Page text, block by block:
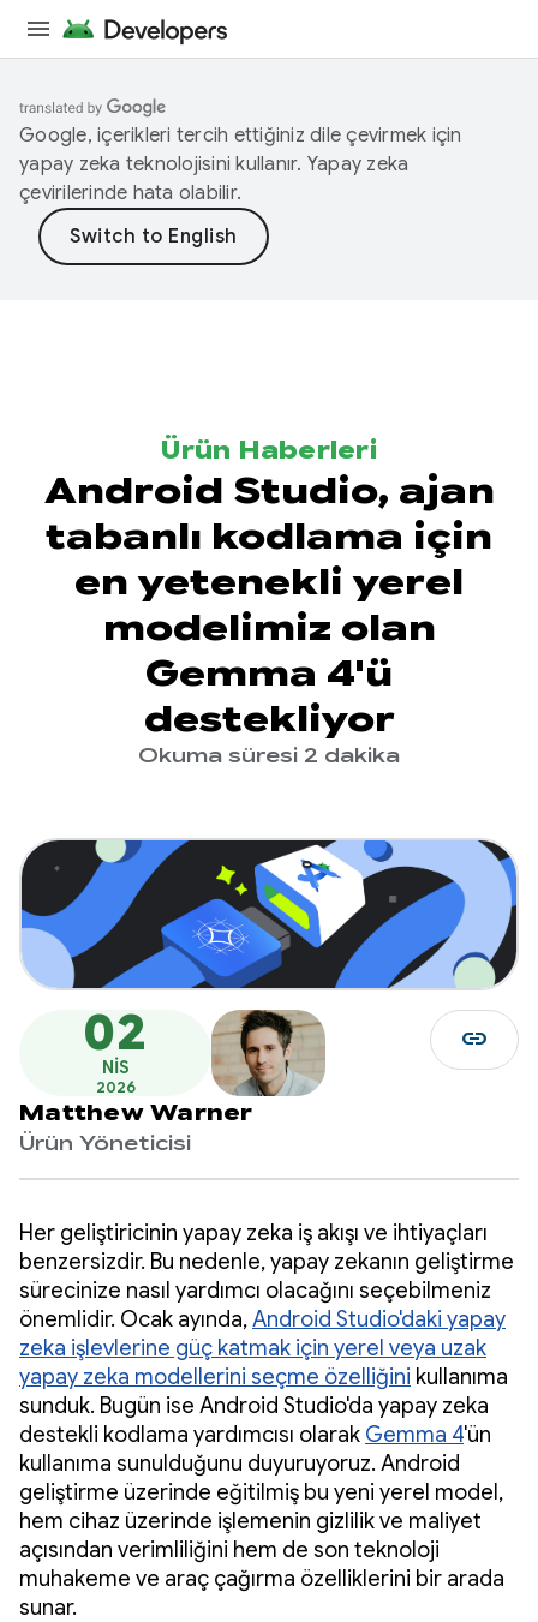
Google, içerikleri tercih ettiğiniz dile çevirmek için
yapay zeka teknolojisini kullanır. Yapay zeka
çevirilerinde hata olabilir.
Ürün Haberleri
Android Studio, ajan
tabanlı kodlama için
en yetenekli yerel
modelimiz olan
Gemma 4'ü
destekliyor
Okuma süresi 2 dakika
02
NIS
2026
Matthew Warner
Ürün Yöneticisi
link
Her geliştiricinin yapay zeka iş akışı ve ihtiyaçları
benzersizdir. Bu nedenle, yapay zekanın geliştirme
sürecinize nasıl yardımcı olacağını seçebilmeniz
önemlidir. Ocak ayında,Android Studio'daki yapay
zeka işlevlerine güç katmak için yerel veya uzak
yapay zeka modellerini seçme özelliğini kullanıma
sunduk. Bugün ise Android Studio'da yapay zeka
destekli kodlama yardımcısı olarak Gemma 4'ün
kullanıma sunulduğunu duyuruyoruz. Android
geliştirme üzerinde eğitilmiş bu yeni yerel model,
hem cihaz üzerinde işlemenin gizlilik ve maliyet
açısından verimliliğini hem de son teknoloji
muhakeme ve araç çağırma özelliklerini bir arada
sunar.